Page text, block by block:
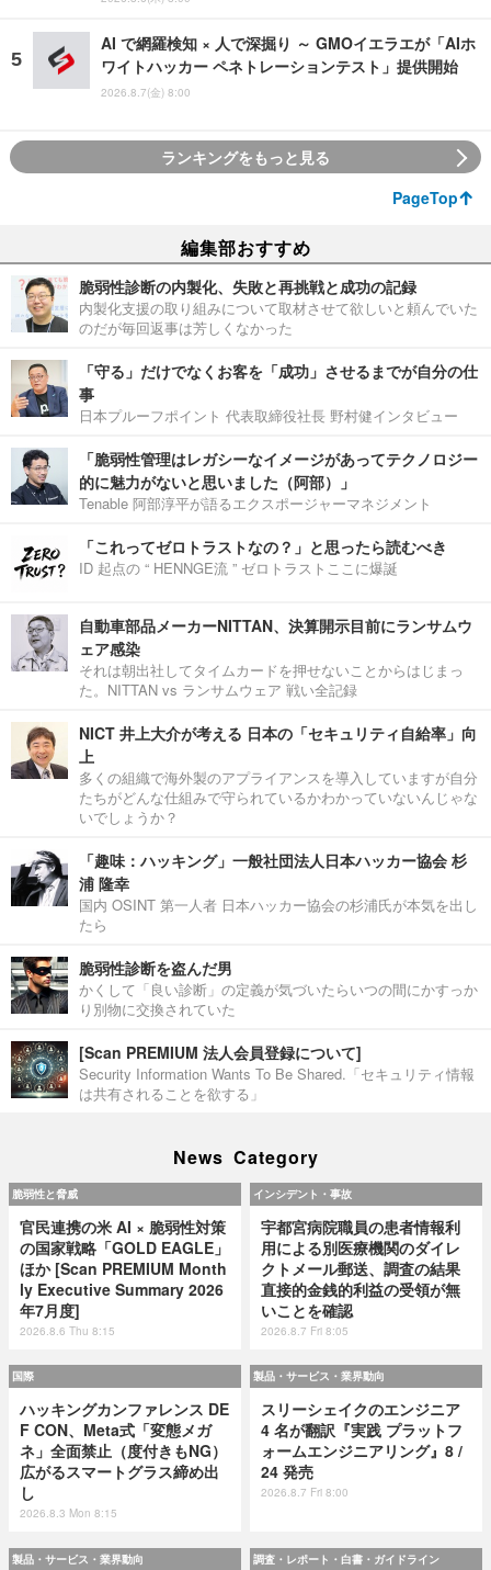
AI で網羅検知 × 人で深掘り ～ GMOイエラエが「AIホ
ワイトハッカー ペネトレーションテスト」提供開始
2026.8.7(金) 8:00
ランキングをもっと見る
PageTop
編集部おすすめ
脆弱性診断の内製化、失敗と再挑戦と成功の記録
内製化支援の取り組みについて取材させて欲しいと頼んでいた
のだが毎回返事は芳しくなかった
「守る」だけでなくお客を「成功」させるまでが自分の仕
事
日本プルーフポイント 代表取締役社長 野村健インタビュー
「脆弱性管理はレガシーなイメージがあってテクノロジー
的に魅力がないと思いました（阿部）」
Tenable 阿部淳平が語るエクスポージャーマネジメント
「これってゼロトラストなの？」と思ったら読むべき
ID 起点の “ HENNGE流 ” ゼロトラストここに爆誕
自動車部品メーカーNITTAN、決算開示目前にランサムウ
ェア感染
それは朝出社してタイムカードを押せないことからはじまっ
た。NITTAN vs ランサムウェア 戦い全記録
NICT 井上大介が考える 日本の「セキュリティ自給率」向
上
多くの組織で海外製のアプライアンスを導入していますが自分
たちがどんな仕組みで守られているかわかっていないんじゃな
いでしょうか？
「趣味：ハッキング」一般社団法人日本ハッカー協会 杉
浦 隆幸
国内 OSINT 第一人者 日本ハッカー協会の杉浦氏が本気を出し
たら
脆弱性診断を盗んだ男
かくして「良い診断」の定義が気づいたらいつの間にかすっか
り別物に交換されていた
[Scan PREMIUM 法人会員登録について]
Security Information Wants To Be Shared.「セキュリティ情報
は共有されることを欲する」
News Category
脆弱性と脅威
官民連携の米 AI × 脆弱性対策
の国家戦略「GOLD EAGLE」
ほか [Scan PREMIUM Month
ly Executive Summary 2026
年7月度]
2026.8.6 Thu 8:15
インシデント・事故
宇都宮病院職員の患者情報利
用による別医療機関のダイレ
クトメール郵送、調査の結果
直接的金銭的利益の受領が無
いことを確認
2026.8.7 Fri 8:05
国際
ハッキングカンファレンス DE
F CON、Meta式「変態メガ
ネ」全面禁止（度付きもNG）
広がるスマートグラス締め出
し
2026.8.3 Mon 8:15
製品・サービス・業界動向
スリーシェイクのエンジニア
4 名が翻訳『実践 プラットフ
ォームエンジニアリング』8 /
24 発売
2026.8.7 Fri 8:00
製品・サービス・業界動向 調査・レポート・白書・ガイドライン